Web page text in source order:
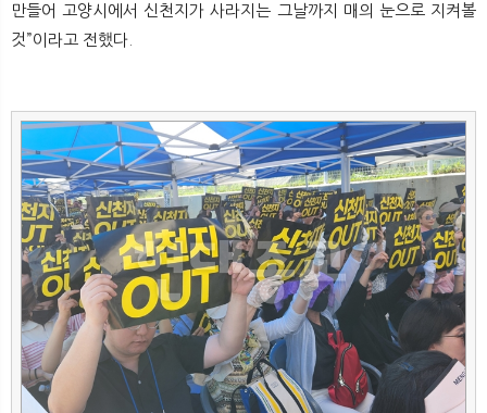
만들어 고양시에서 신천지가 사라지는 그날까지 매의 눈으로 지켜볼
것”이라고 전했다.